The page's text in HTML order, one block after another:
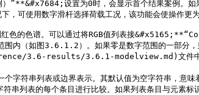
设置为0时，会显示首个结果案例。
，可使用数字滑杆选择荷载工况，该功能会使操作更为
谱。可以通过将RGB值列表接
内（如图3.6.1.2）。如果零是数字范围的一部分
3.6-results/3.6.1-modelview.md)文件中
列表或边界表示。其默认值为空字符串，意味
串列表的每个条目进行比较。如果列表条目与元